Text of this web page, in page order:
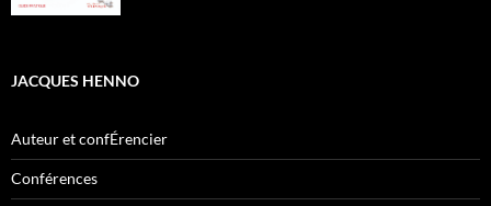
JACQUES HENNO
Auteur et confÉrencier
Conférences